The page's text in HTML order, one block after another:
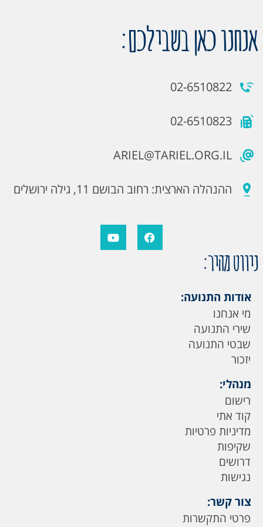
אנחנו כאן בשבילכם:
02-6510822
02-6510823
ARIEL@TARIEL.ORG.IL
ההנהלה הארצית: רחוב הבושם 11, גילה ירושלים
ניווט מהיר:
אודות התנועה:
מי אנחנו
שירי התנועה
שבטי התנועה
יזכור
מנהלי:
רישום
קוד אתי
מדיניות פרטיות
שקיפות
דרושים
נגישות
צור קשר:
פרטי התקשרות